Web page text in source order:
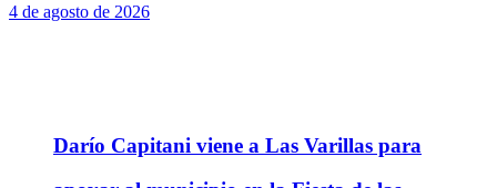
Darío Capitani viene a Las Varillas para
4 de agosto de 2026